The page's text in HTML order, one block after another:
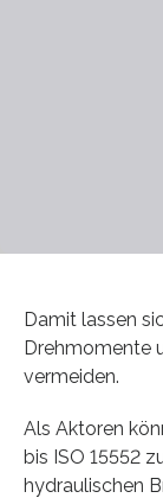
Damit lassen
Drehmomente
vermeiden.
Als Aktoren
bis ISO 15552
hydraulischen